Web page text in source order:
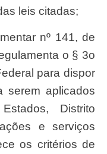
leis citadas;
o § 3o
para dispor
serem aplicados
Distrito
e serviços
os critérios de